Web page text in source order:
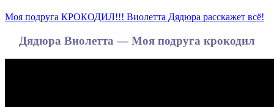
Моя подруга КРОКОДИЛ!!! Виолетта Дядюра расскажет всё!
Дядюра Виолетта — Моя подруга крокодил